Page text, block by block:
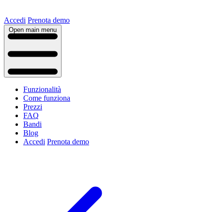
Accedi Prenota demo
Open main menu
Funzionalità
Come funziona
Prezzi
FAQ
Bandi
Blog
Accedi Prenota demo